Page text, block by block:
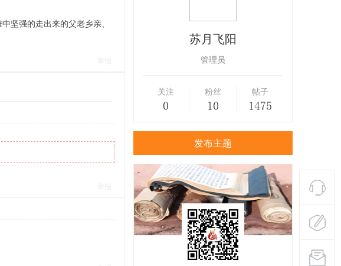
坚强的走出来的父老乡亲、
苏月飞阳
管理员
关注
0
粉丝
10
帖子
1475
发布主题